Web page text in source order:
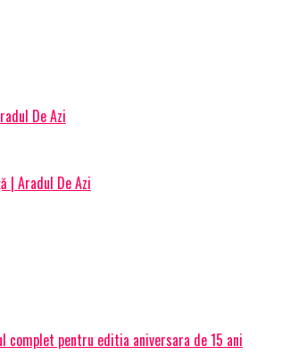
De Azi
| Aradul De Azi
pentru editia aniversara de 15 ani